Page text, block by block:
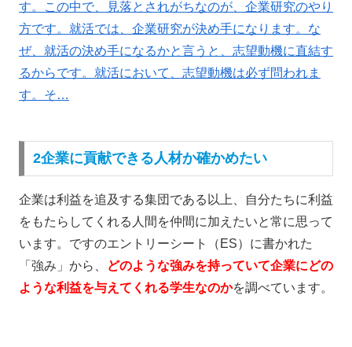
す。この中で、見落とされがちなのが、企業研究のやり
方です。就活では、企業研究が決め手になります。な
ぜ、就活の決め手になるかと言うと、志望動機に直結す
るからです。就活において、志望動機は必ず問われま
す。そ…
2企業に貢献できる人材か確かめたい
企業は利益を追及する集団である以上、自分たちに利益
をもたらしてくれる人間を仲間に加えたいと常に思って
います。ですのエントリーシート（ES）に書かれた
「強み」から、
どのような強みを持っていて企業にどの
ような利益を与えてくれる学生なのかを調べています。